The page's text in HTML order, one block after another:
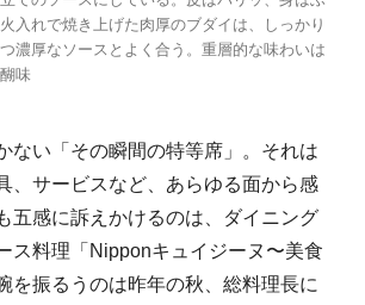
入れで焼き上げた肉厚のブダイは、しっかり
濃厚なソースとよく合う。重層的な味わいは
味
ない「その瞬間の特等席」。それは
、サービスなど、あらゆる面から感
五感に訴えかけるのは、ダイニング
ス料理「Nipponキュイジーヌ〜美食
を振るうのは昨年の秋、総料理長に